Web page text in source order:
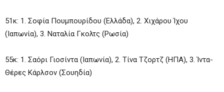
51κ: 1. Σοφία Πουμπουρίδου (Ελλάδα), 2. Χιχάρου Ίχου
(Ιαπωνία), 3. Ναταλία Γκολτς (Ρωσία)
55κ: 1. Σαόρι Γιοσίντα (Ιαπωνία), 2. Τίνα Τζορτζ (ΗΠΑ), 3. Ίντα-
Θέρες Κάρλσον (Σουηδία)